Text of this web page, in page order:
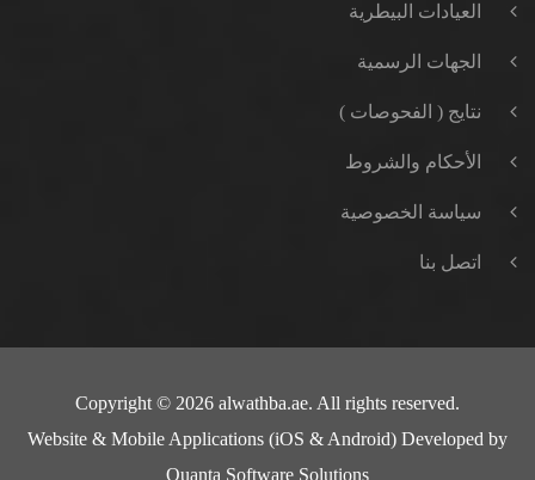
العيادات البيطرية
الجهات الرسمية
نتايج ( الفحوصات )
الأحكام والشروط
سياسة الخصوصية
اتصل بنا
Copyright © 2026 alwathba.ae. All rights reserved.
Website & Mobile Applications (iOS & Android) Developed by
Quanta Software Solutions